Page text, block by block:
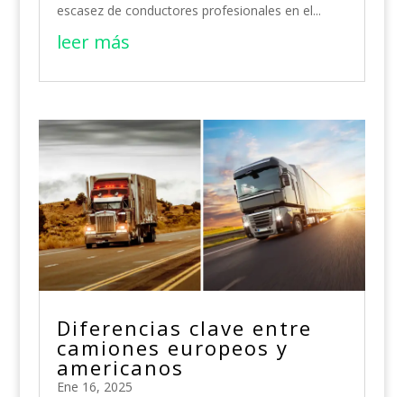
escasez de conductores profesionales en el...
leer más
Diferencias clave entre
camiones europeos y
americanos
Ene 16, 2025